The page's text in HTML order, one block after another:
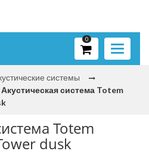
Toggle
0
системы
Акустическая система Totem
Totem
dusk